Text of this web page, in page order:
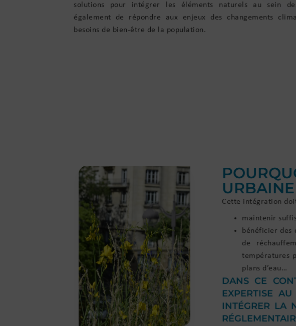
solutions pour intégrer les éléments naturels au sein
également de répondre aux enjeux des changements
besoins de bien-être de la population.
Cette intégration
maintenir
bénéficier des
de
températures
plans d’eau…
DANS CE
EXPERTISE
INTÉGRER LA